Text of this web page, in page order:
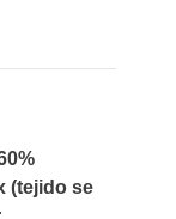
(tejido se